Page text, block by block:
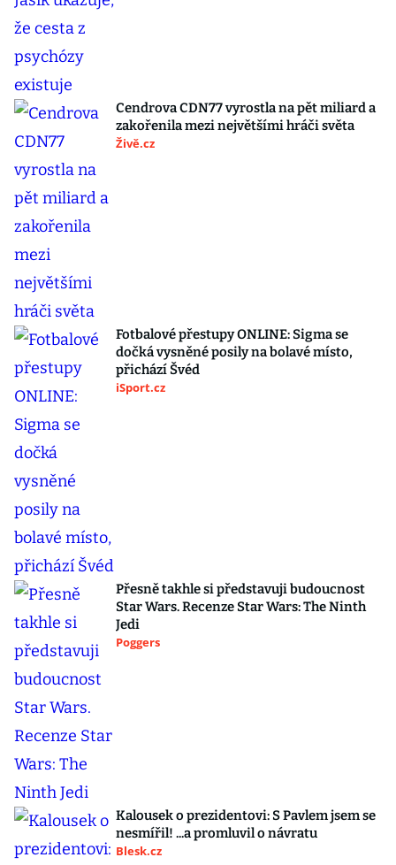
Cendrova CDN77 vyrostla na pět miliard a
zakořenila mezi největšími hráči světa
Živě.cz
Fotbalové přestupy ONLINE: Sigma se
dočká vysněné posily na bolavé místo,
přichází Švéd
iSport.cz
Přesně takhle si představuji budoucnost
Star Wars. Recenze Star Wars: The Ninth
Jedi
Poggers
Kalousek o prezidentovi: S Pavlem jsem se
nesmířil! ...a promluvil o návratu
Blesk.cz